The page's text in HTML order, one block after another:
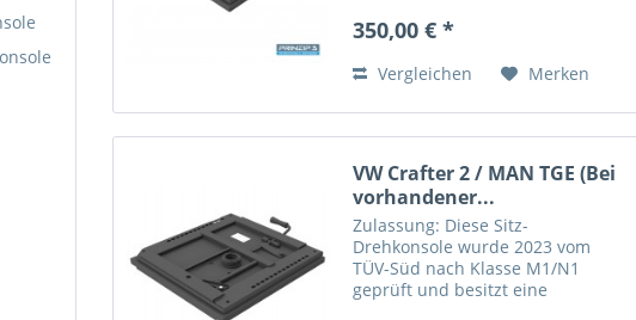
(KBA) für den Renault Trafic 3,
Baujahr 2016....
350,00 € *
Vergleichen Merken
VW Crafter 2 / MAN TGE (Bei
vorhandener...
Zulassung: Diese Sitz-
Drehkonsole wurde 2023 vom
TÜV-Süd nach Klasse M1/N1
geprüft und besitzt eine